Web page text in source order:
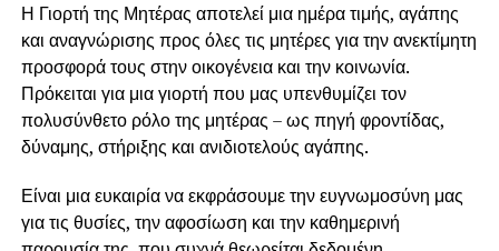
Η Γιορτή της Μητέρας αποτελεί μια ημέρα τιμής, αγάπης
και αναγνώρισης προς όλες τις μητέρες για την ανεκτίμητη
προσφορά τους στην οικογένεια και την κοινωνία.
Πρόκειται για μια γιορτή που μας υπενθυμίζει τον
πολυσύνθετο ρόλο της μητέρας – ως πηγή φροντίδας,
δύναμης, στήριξης και ανιδιοτελούς αγάπης.
Είναι μια ευκαιρία να εκφράσουμε την ευγνωμοσύνη μας
για τις θυσίες, την αφοσίωση και την καθημερινή